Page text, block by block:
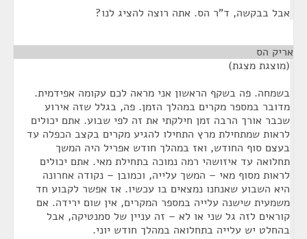
אבל בבקשה, ד"ר הס. אתה רוצה להציג לנו?
אריק הס
(מוצגת מצגת)
בשמחה. פה בשקף הראשון אני מראה לכם עקומה אפידמית.
מדובר במספר מקרים במהלך הזמן. פה, בגלל שזה אירוע
שכבר אורך הרבה זמן חילקתי את זה לפי שבוע. אתם יכולים
לראות שמתחילת מרץ התחילו להגיע מקרים בקצב הכפלה עד
בעצם סוף החודש, ואז במהלך חודש אפריל היה המשך
תחלואה עד איזושהי רמה נמוכה בתחילת מאי. אתם יכולים
לראות מסוף מאי – המשך עלייה, וכמובן – נקודה אחרונה
היא השבוע שאנחנו נמצאים בו עכשיו. אז אפשר לקבוע חד
משמעית שישנה עלייה במספר המקרים, אין שום ירידה. אם
קוראים לזה גל שני או לא – זה עניין של סמנטיקה, אבל
בהחלט יש עלייה בתחלואה במהלך חודש יוני.